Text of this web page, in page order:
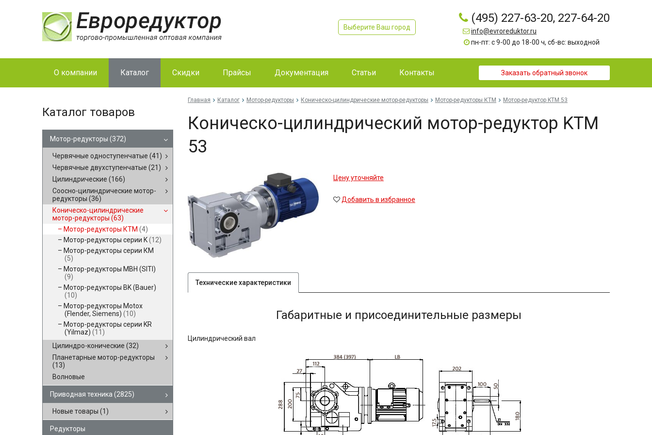
Выберите Ваш город
(495) 227-63-20, 227-64-20
info@evroreduktor.ru
пн-пт: с 9-00 до 18-00 ч, сб-вс: выходной
О компании Каталог Скидки Прайсы Документация Статьи Контакты Заказать обратный звонок
Каталог товаров
Мотор-редукторы (372)
Червячные одноступенчатые (41)
Червячные двухступенчатые (21)
Цилиндрические (166)
Соосно-цилиндрические мотор-
редукторы (36)
Коническо-цилиндрические
мотор-редукторы (63)
Мотор-редукторы КТМ (4)
Мотор-редукторы серии K(12)
Мотор-редукторы серии КМ
(5)
Мотор-редукторы MBH (SITI)
(9)
Мотор-редукторы BK (Bauer)
(10)
Мотор-редукторы Motox
(Flender, Siemens) (10)
Мотор-редукторы серии KR
(Yilmaz) (11)
Цилиндро-конические (32)
Планетарные мотор-редукторы
(13)
Волновые
Приводная техника (2825)
Новые товары (1)
Редукторы
Главная Каталог Мотор-редукторы Коническо-цилиндрические мотор-редукторы Мотор-редукторы КТМ Мотор-редуктор KTM 53
Коническо-цилиндрический мотор-редуктор KTM
53
Цену уточняйте
Добавить в избранное
Технические характеристики
Габаритные и присоединительные размеры
Цилиндрический вал